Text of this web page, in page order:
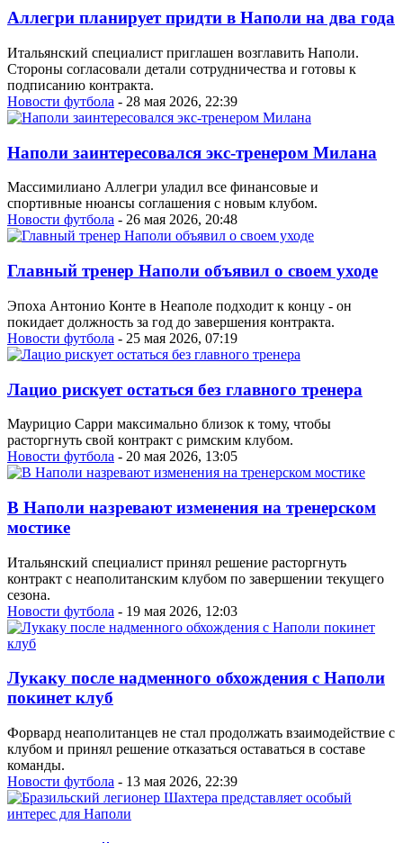
Аллегри планирует придти в Наполи на два года
Итальянский специалист приглашен возглавить Наполи.
Стороны согласовали детали сотрудничества и готовы к
подписанию контракта.
Новости футбола - 28 мая 2026, 22:39
Наполи заинтересовался экс-тренером Милана
Массимилиано Аллегри уладил все финансовые и
спортивные нюансы соглашения с новым клубом.
Новости футбола - 26 мая 2026, 20:48
Главный тренер Наполи объявил о своем уходе
Эпоха Антонио Конте в Неаполе подходит к концу - он
покидает должность за год до завершения контракта.
Новости футбола - 25 мая 2026, 07:19
Лацио рискует остаться без главного тренера
Маурицио Сарри максимально близок к тому, чтобы
расторгнуть свой контракт с римским клубом.
Новости футбола - 20 мая 2026, 13:05
В Наполи назревают изменения на тренерском
мостике
Итальянский специалист принял решение расторгнуть
контракт с неаполитанским клубом по завершении текущего
сезона.
Новости футбола - 19 мая 2026, 12:03
Лукаку после надменного обхождения с Наполи
покинет клуб
Форвард неаполитанцев не стал продолжать взаимодействие с
клубом и принял решение отказаться оставаться в составе
команды.
Новости футбола - 13 мая 2026, 22:39